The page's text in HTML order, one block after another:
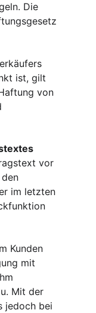
Die
ist, gilt
von
vor
im letzten
Kunden
mit
Mit der
jedoch bei